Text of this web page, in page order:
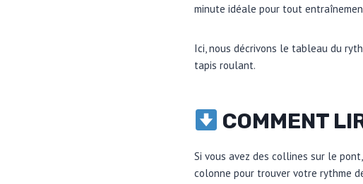
minute idéale pour tout
Ici, nous décrivons le tableau du
tapis roulant.
COMMENT
Si vous avez des collines sur le
colonne pour trouver votre rythme